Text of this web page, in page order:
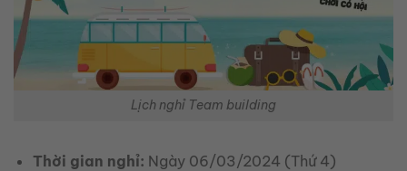
Lịch nghỉ Team building
Thời gian nghỉ: Ngày 06/03/2024 (Thứ 4)